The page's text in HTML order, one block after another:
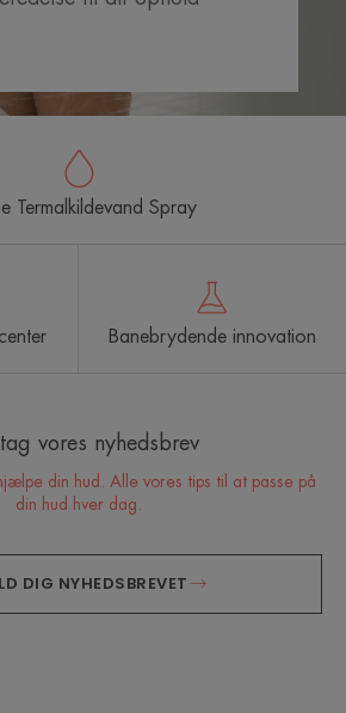
Termalkildevand Spray
Banebrydende innovation
vores nyhedsbrev
din hud. Alle vores tips til at passe på
din hud hver dag.
DIG NYHEDSBREVET